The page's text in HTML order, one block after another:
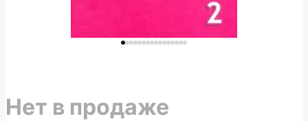
Нет в продаже